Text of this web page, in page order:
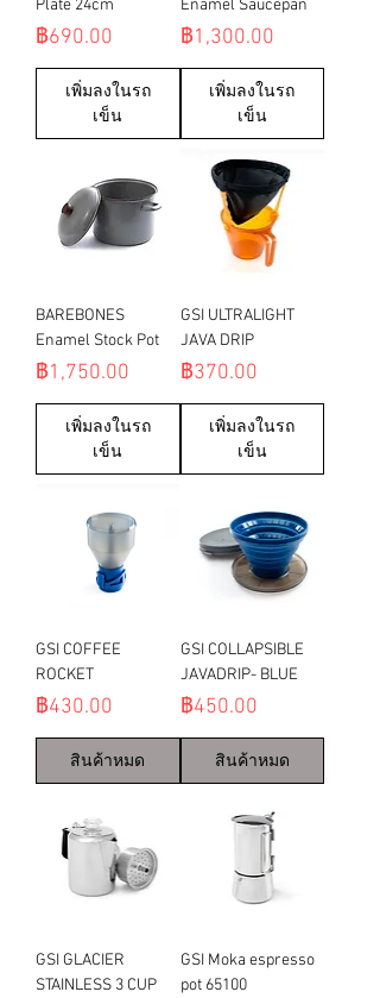
Plate 24cm
ราคา
฿690.00
เพิ่มลงในรถ
เข็น
Enamel Saucepan
ราคา
฿1,300.00
เพิ่มลงในรถ
เข็น
BAREBONES
Enamel Stock Pot
ราคา
฿1,750.00
เพิ่มลงในรถ
เข็น
GSI ULTRALIGHT
JAVA DRIP
ราคา
฿370.00
เพิ่มลงในรถ
เข็น
GSI COFFEE
ROCKET
ราคา
฿430.00
สินค้าหมด
GSI COLLAPSIBLE
JAVADRIP- BLUE
ราคา
฿450.00
สินค้าหมด
GSI GLACIER
STAINLESS 3 CUP
GSI Moka espresso
pot 65100